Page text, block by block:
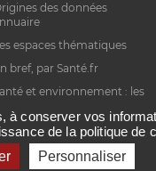
des données
espaces thématiques
bref, par Santé.fr
et environnement : les
conserver vos
de la politique de
Personnaliser